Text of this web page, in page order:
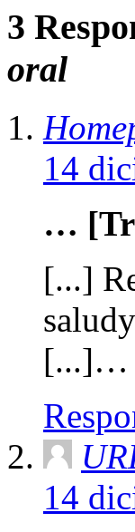
3
oral
14
…
[...]
[...]…
14